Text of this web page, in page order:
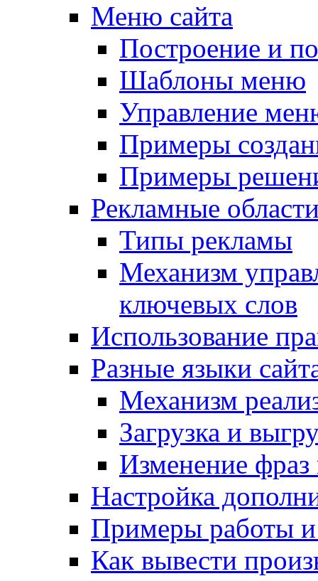
Меню сайта
Построение и
Шаблоны меню
Управление
Примеры
Примеры
Рекламные
Типы рекламы
Механизм
ключевых слов
Использование
Разные языки
Механизм
Загрузка и
Изменение
Настройка
Примеры работы
Как вывести